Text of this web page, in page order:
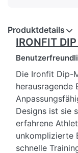
Produktdetails
IRONFIT
Die Ironfit Dip-
herausragende
Designs ist sie
erfahrene
unkomplizierte
schnelle